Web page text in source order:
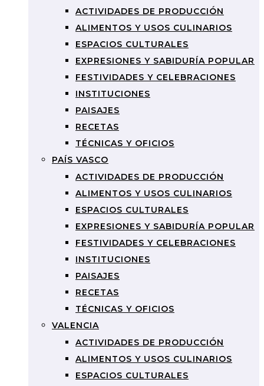
ACTIVIDADES DE PRODUCCIÓN
ALIMENTOS Y USOS CULINARIOS
ESPACIOS CULTURALES
EXPRESIONES Y SABIDURÍA POPULAR
FESTIVIDADES Y CELEBRACIONES
INSTITUCIONES
PAISAJES
RECETAS
TÉCNICAS Y OFICIOS
PAÍS VASCO
ACTIVIDADES DE PRODUCCIÓN
ALIMENTOS Y USOS CULINARIOS
ESPACIOS CULTURALES
EXPRESIONES Y SABIDURÍA POPULAR
FESTIVIDADES Y CELEBRACIONES
INSTITUCIONES
PAISAJES
RECETAS
TÉCNICAS Y OFICIOS
VALENCIA
ACTIVIDADES DE PRODUCCIÓN
ALIMENTOS Y USOS CULINARIOS
ESPACIOS CULTURALES